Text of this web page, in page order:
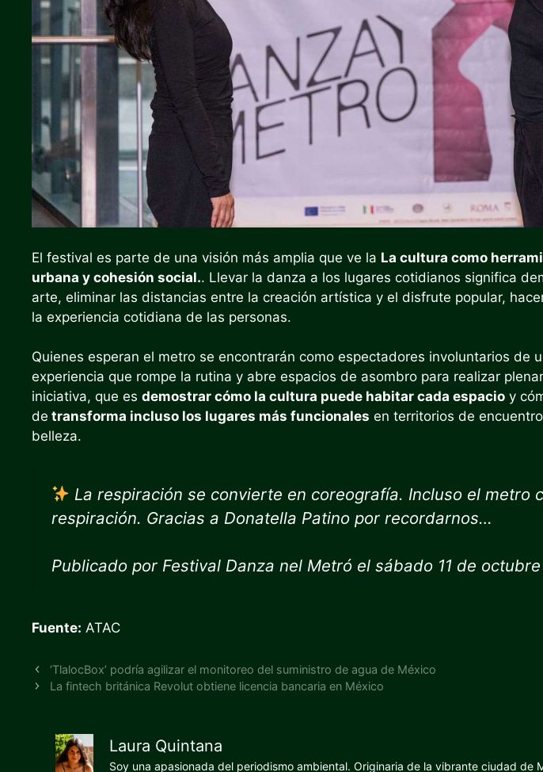
El festival es parte de una visión más amplia que ve la La cultura como
urbana y cohesión social.. Llevar la danza a los lugares cotidianos significa
arte, eliminar las distancias entre la creación artística y el disfrute popular,
la experiencia cotidiana de las personas.
Quienes esperan el metro se encontrarán como espectadores involuntarios de
experiencia que rompe la rutina y abre espacios de asombro para realizar
iniciativa, que es demostrar cómo la cultura puede habitar cada espacio y
de transforma incluso los lugares más funcionales en territorios de
belleza.
La respiración se convierte en coreografía. Incluso el metro
respiración. Gracias a Donatella Patino por recordarnos…
Publicado por Festival Danza nel Metró el sábado 11 de
Fuente: ATAC
‘TlalocBox’ podría agilizar el monitoreo del suministro de agua de México
La fintech británica Revolut obtiene licencia bancaria en México
Laura Quintana
Soy una apasionada del periodismo ambiental. Originaria de la vibrante ciudad de